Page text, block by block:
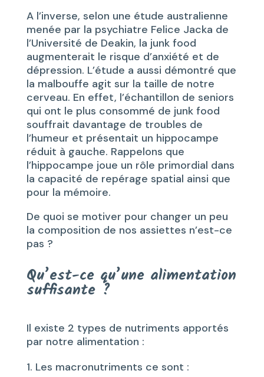
A l’inverse, selon une étude australienne
menée par la psychiatre Felice Jacka de
l’Université de Deakin, la junk food
augmenterait le risque d’anxiété et de
dépression. L’étude a aussi démontré que
la malbouffe agit sur la taille de notre
cerveau. En effet, l’échantillon de seniors
qui ont le plus consommé de junk food
souffrait davantage de troubles de
l’humeur et présentait un hippocampe
réduit à gauche. Rappelons que
l’hippocampe joue un rôle primordial dans
la capacité de repérage spatial ainsi que
pour la mémoire.
De quoi se motiver pour changer un peu
la composition de nos assiettes n’est-ce
pas ?
Qu’est-ce qu’une alimentation
suffisante ?
Il existe 2 types de nutriments apportés
par notre alimentation :
Les macronutriments ce sont :